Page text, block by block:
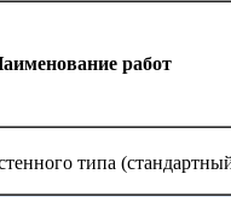
работ
типа